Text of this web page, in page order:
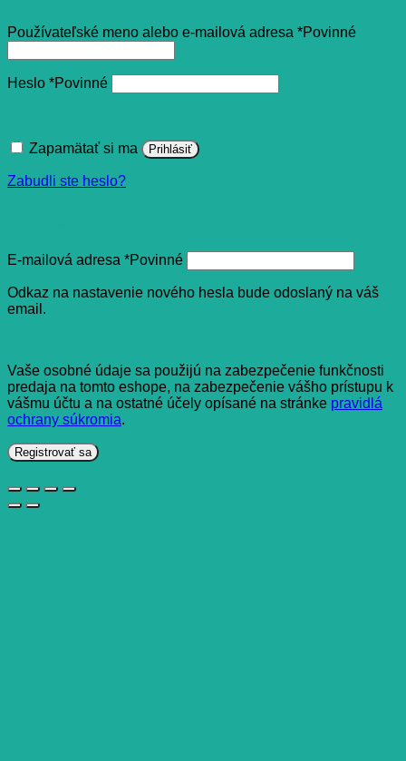
Používateľské meno alebo e-mailová adresa *Povinné
Heslo *Povinné
Zapamätať si ma Prihlásiť
Zabudli ste heslo?
E-mailová adresa *Povinné
Odkaz na nastavenie nového hesla bude odoslaný na váš
email.
Vaše osobné údaje sa použijú na zabezpečenie funkčnosti
predaja na tomto eshope, na zabezpečenie vášho prístupu k
vášmu účtu a na ostatné účely opísané na stránke pravidlá
ochrany súkromia.
Registrovať sa